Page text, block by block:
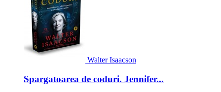
Walter Isaacson
Spargatoarea de coduri. Jennifer...